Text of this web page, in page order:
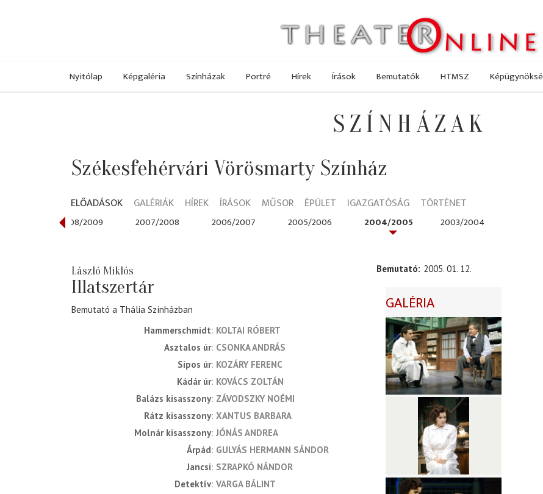
Nyitólap Képgaléria Színházak Portré Hírek Írások Bemutatók HTMSZ
SZÍNHÁZAK
Székesfehérvári Vörösmarty Színház
ELŐADÁSOK GALÉRIÁK HÍREK ÍRÁSOK MŰSOR ÉPÜLET IGAZGATÓSÁG TÖRTÉNET
2008/2009 2007/2008 2006/2007 2005/2006 2004/2005 2003/2004
László Miklós
Illatszertár
Bemutató a Thália Színházban
Hammerschmidt KOLTAI RÓBERT
Asztalos úr CSONKA ANDRÁS
Sipos úr KOZÁRY FERENC
Kádár úr KOVÁCS ZOLTÁN
Balázs kisasszony ZÁVODSZKY NOÉMI
Rátz kisasszony XANTUS BARBARA
Molnár kisasszony JÓNÁS ANDREA
Árpád GULYÁS HERMANN SÁNDOR
Jancsi SZRAPKÓ NÁNDOR
Detektív VARGA BÁLINT
Bemutató 2005. 01. 12.
GALÉRIA